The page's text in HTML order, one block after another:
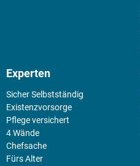
Experten
Sicher Selbstständig
Existenz­vorsorge
Pflege versichert
4 Wände
Chefsache
Fürs Alter